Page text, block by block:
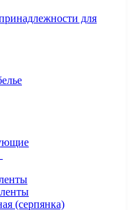
для
(серпянка)